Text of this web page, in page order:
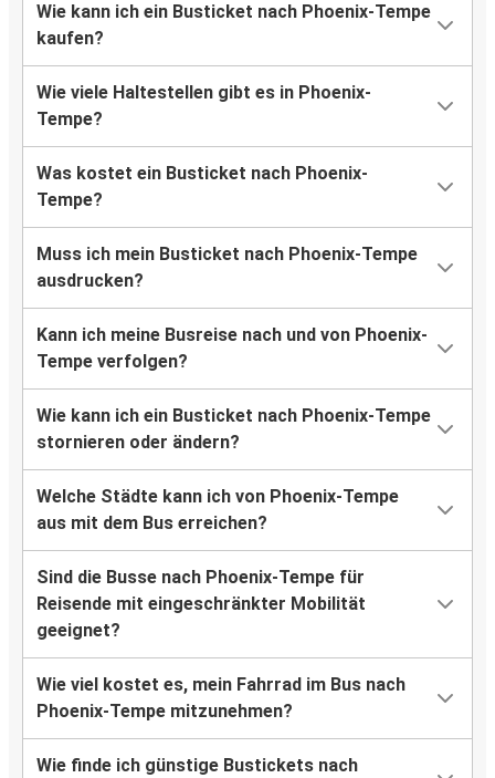
Wie kann ich ein Busticket nach Phoenix-Tempe
kaufen?
Wie viele Haltestellen gibt es in Phoenix-
Tempe?
Was kostet ein Busticket nach Phoenix-
Tempe?
Muss ich mein Busticket nach Phoenix-Tempe
ausdrucken?
Kann ich meine Busreise nach und von Phoenix-
Tempe verfolgen?
Wie kann ich ein Busticket nach Phoenix-Tempe
stornieren oder ändern?
Welche Städte kann ich von Phoenix-Tempe
aus mit dem Bus erreichen?
Sind die Busse nach Phoenix-Tempe für
Reisende mit eingeschränkter Mobilität
geeignet?
Wie viel kostet es, mein Fahrrad im Bus nach
Phoenix-Tempe mitzunehmen?
Wie finde ich günstige Bustickets nach